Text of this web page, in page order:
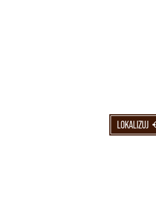
LOKALIZUJ